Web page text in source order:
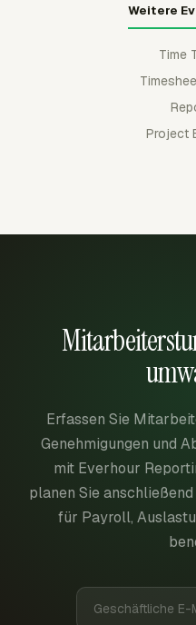
Weitere
Time
Project
Erfassen Sie
Genehmigungen und
mit Everhour
planen Sie
für Payroll,